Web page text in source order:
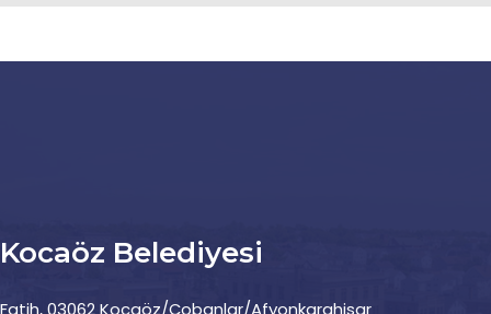
Kocaöz Belediyesi
Fatih, 03062 Kocaöz/Çobanlar/Afyonkarahisar